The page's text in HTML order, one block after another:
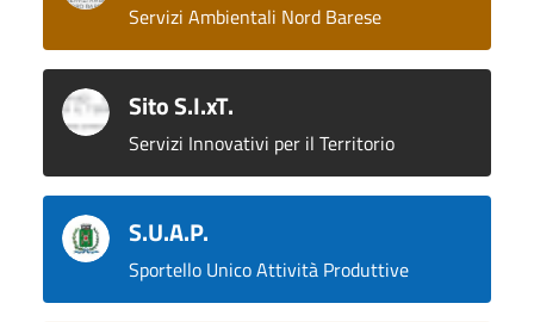
Servizi Ambientali Nord Barese
Sito S.I.xT.
Servizi Innovativi per il Territorio
S.U.A.P.
Sportello Unico Attività Produttive